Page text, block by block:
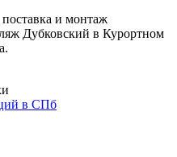
поставка и монтаж
Дубковский в Курортном
в СПб